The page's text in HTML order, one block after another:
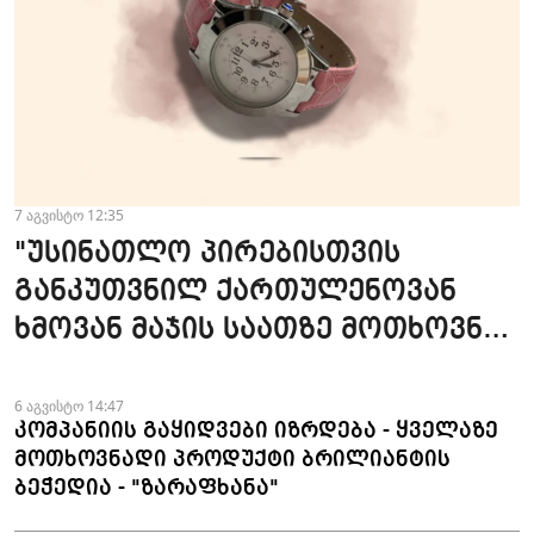
7 აგვისტო 12:35
"უსინათლო პირებისთვის
განკუთვნილ ქართულენოვან
ხმოვან მაჯის საათზე მოთხოვნა
6 აგვისტო 14:47
კომპანიის გაყიდვები იზრდება - ყველაზე
მოთხოვნადი პროდუქტი ბრილიანტის
ბეჭედია - "ზარაფხანა"